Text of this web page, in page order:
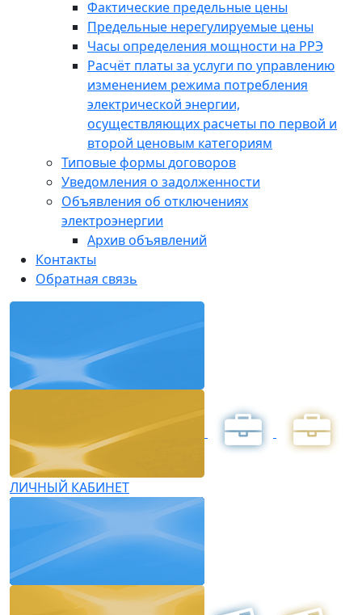
Фактические предельные цены
Предельные нерегулируемые цены
Часы определения мощности на РРЭ
Расчёт платы за услуги по управлению
изменением режима потребления
электрической энергии,
осуществляющих расчеты по первой и
второй ценовым категориям
Типовые формы договоров
Уведомления о задолженности
Объявления об отключениях
электроэнергии
Архив объявлений
Контакты
Обратная связь
ЛИЧНЫЙ КАБИНЕТ